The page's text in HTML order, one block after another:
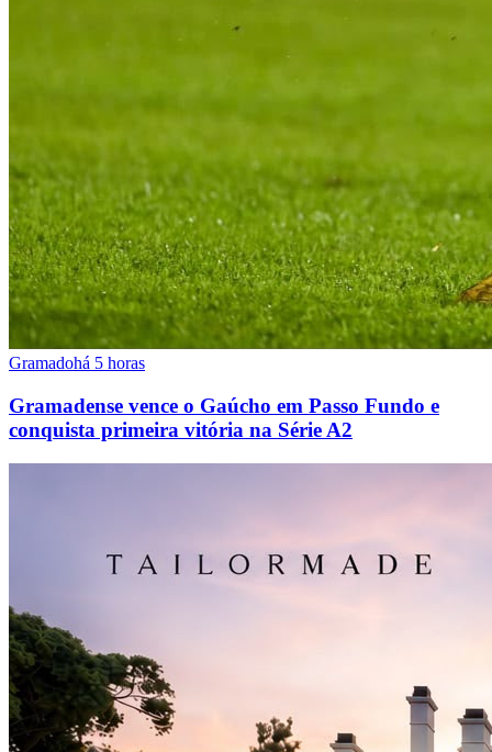
Gramadohá 5 horas
Gramadense vence o Gaúcho em Passo Fundo e
conquista primeira vitória na Série A2